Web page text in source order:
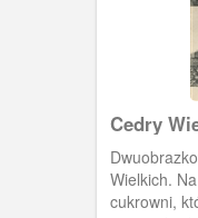
Cedry
Wielkich.
cukrowni,